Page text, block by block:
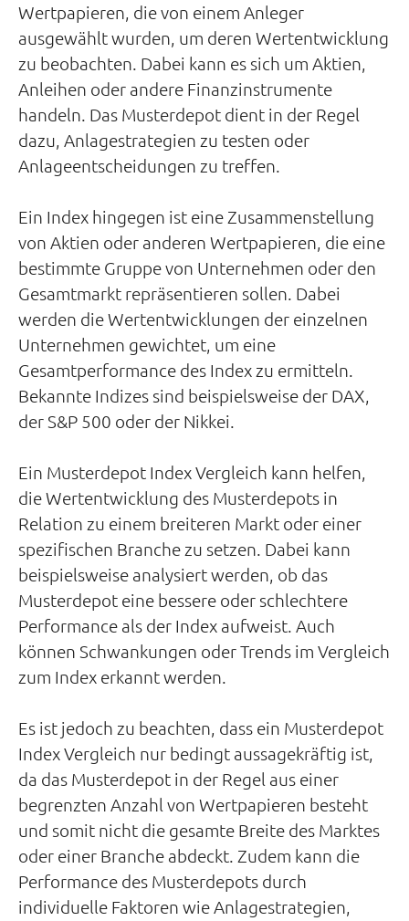
Wertpapieren, die von einem Anleger
ausgewählt wurden, um deren Wertentwicklung
zu beobachten. Dabei kann es sich um Aktien,
Anleihen oder andere Finanzinstrumente
handeln. Das Musterdepot dient in der Regel
dazu, Anlagestrategien zu testen oder
Anlageentscheidungen zu treffen.
Ein Index hingegen ist eine Zusammenstellung
von Aktien oder anderen Wertpapieren, die eine
bestimmte Gruppe von Unternehmen oder den
Gesamtmarkt repräsentieren sollen. Dabei
werden die Wertentwicklungen der einzelnen
Unternehmen gewichtet, um eine
Gesamtperformance des Index zu ermitteln.
Bekannte Indizes sind beispielsweise der DAX,
der S&P 500 oder der Nikkei.
Ein Musterdepot Index Vergleich kann helfen,
die Wertentwicklung des Musterdepots in
Relation zu einem breiteren Markt oder einer
spezifischen Branche zu setzen. Dabei kann
beispielsweise analysiert werden, ob das
Musterdepot eine bessere oder schlechtere
Performance als der Index aufweist. Auch
können Schwankungen oder Trends im Vergleich
zum Index erkannt werden.
Es ist jedoch zu beachten, dass ein Musterdepot
Index Vergleich nur bedingt aussagekräftig ist,
da das Musterdepot in der Regel aus einer
begrenzten Anzahl von Wertpapieren besteht
und somit nicht die gesamte Breite des Marktes
oder einer Branche abdeckt. Zudem kann die
Performance des Musterdepots durch
individuelle Faktoren wie Anlagestrategien,